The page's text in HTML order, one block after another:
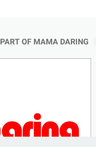
PART OF MAMA DARING